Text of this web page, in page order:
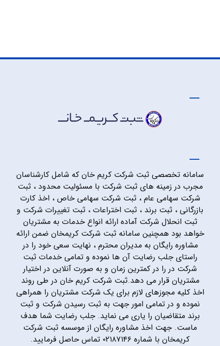
سامانه تخصصی ثبت شرکت کریم خان که شامل کارشناسان
مجرب در زمینه های ثبت شرکت با مسئولیت محدود ، ثبت
شرکت سهامی عام ، ثبت شرکت سهامی خاص ، اخذ کارت
بازرگانی ، ثبت برند ، ثبت اختراعات ، ثبت تغییرات شرکت و
ثبت انحلال شرکت آماده ارائه انواع خدمات به مشتریان
خواهد بود همچنین سامانه ثبت شرکت کریمخان ضمن ارائه
مشاوره رایگان به مدیران محترم ، نهایت سعی خود را در
راستای جلب رضایت آن ها نموده و تمامی خدمات ثبت
شرکت در را در کمترین زمان و به صورت آنلاین در اختیار
مشتریان قرار می دهد.ثبت شرکت کریم خان در طی روند
اخذ کلیه مجوزهای لازم برای یک شرکت مشتریان را همراهی
نموده و در تمامی امور جهت به ثبت رسیدن شرکت و ثبت
برند متقاضیان را یاری می نماید. جلب رضایت شما هدف
ماست. جهت اخذ مشاوره رایگان از موسسه ثبت شرکت
کریمخان با شماره ۰۲۱۸۷۱۴۶ تماس حاصل فرمایید.